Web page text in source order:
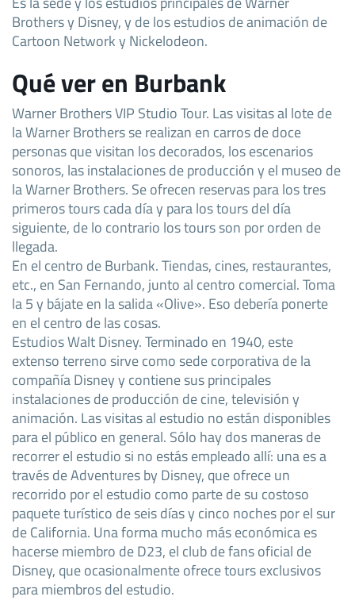
Brothers y Disney, y de los estudios de animación de
Cartoon Network y Nickelodeon.
Qué ver en Burbank
Warner Brothers VIP Studio Tour. Las visitas al lote de
la Warner Brothers se realizan en carros de doce
personas que visitan los decorados, los escenarios
sonoros, las instalaciones de producción y el museo de
la Warner Brothers. Se ofrecen reservas para los tres
primeros tours cada día y para los tours del día
siguiente, de lo contrario los tours son por orden de
llegada.
En el centro de Burbank. Tiendas, cines, restaurantes,
etc., en San Fernando, junto al centro comercial. Toma
la 5 y bájate en la salida «Olive». Eso debería ponerte
en el centro de las cosas.
Estudios Walt Disney. Terminado en 1940, este
extenso terreno sirve como sede corporativa de la
compañía Disney y contiene sus principales
instalaciones de producción de cine, televisión y
animación. Las visitas al estudio no están disponibles
para el público en general. Sólo hay dos maneras de
recorrer el estudio si no estás empleado allí: una es a
través de Adventures by Disney, que ofrece un
recorrido por el estudio como parte de su costoso
paquete turístico de seis días y cinco noches por el sur
de California. Una forma mucho más económica es
hacerse miembro de D23, el club de fans oficial de
Disney, que ocasionalmente ofrece tours exclusivos
para miembros del estudio.